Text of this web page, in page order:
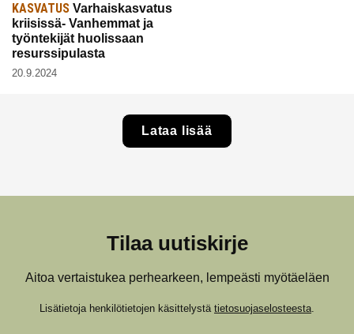
KASVATUS Varhaiskasvatus
kriisissä- Vanhemmat ja
työntekijät huolissaan
resurssipulasta
20.9.2024
Lataa lisää
Tilaa uutiskirje
Aitoa vertaistukea perhearkeen, lempeästi myötäeläen
Lisätietoja henkilötietojen käsittelystä tietosuojaselosteesta